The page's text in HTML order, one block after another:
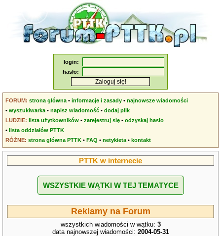
login:
hasło:
FORUM: strona główna •informacje i zasady •najnowsze wiadomości
•wyszukiwarka •napisz wiadomość •dodaj plik
LUDZIE: lista użytkowników •zarejestruj się •odzyskaj hasło
•lista oddziałów PTTK
RÓŻNE: strona główna PTTK •FAQ •netykieta •kontakt
PTTK w internecie
WSZYSTKIE WĄTKI W TEJ TEMATYCE
Reklamy na Forum
wszystkich wiadomości w wątku: 3
data najnowszej wiadomości: 2004-05-31